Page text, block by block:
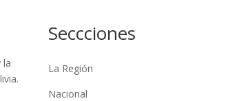
la
Seccciones
La Región
Nacional